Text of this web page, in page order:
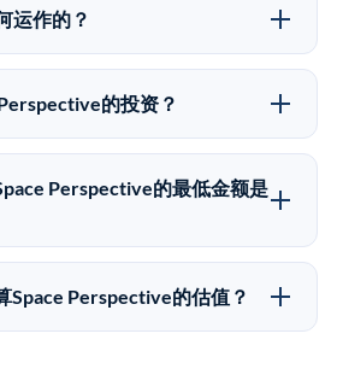
已经纪超过5亿美元的另类投资。
开市场可以快速出售。不存在确
损失的准备。私有公司的估值在融
波动。投资者应在投资前咨询其财
运作的？
格投资者通过二级市场平台从现有
资者或其他持有人）处购买股
易商促成这些交易，代表双方处
事宜。
的投资？
种退出途径：在二级市场将股份出
直到公司完成IPO或被收购。两
制、公司批准（优先购买权）和
。
Perspective的最低金额是
IPO产品的最低投资金额为
额可能因产品和股份供应情况而有
Perspective的估值？